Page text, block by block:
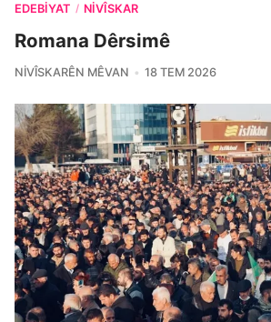
EDEBIYAT / NIVÎSKAR
Romana Dêrsimê
NIVÎSKARÊN MÊVAN 18 TEM 2026